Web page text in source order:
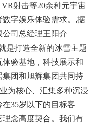
射击等20余种元宇宙
字娱乐体验需求。 ,据
司总经理王阳介
是打造全新的冰雪主题
验基地，科技展示和
团和旭辉集团共同持
为核心、汇集多种沉浸
35岁以下的目标客
念高度契合。我们有